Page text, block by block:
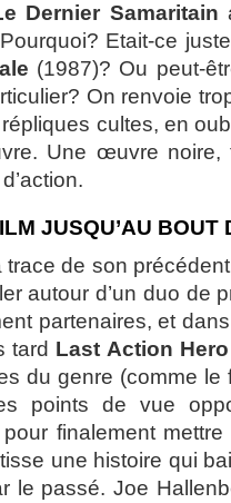
Dernier Samaritain
Etait-ce
(1987)? Ou peut-
On renvoie
cultes, en
Une œuvre noire,
JUSQU’AU BOUT
trace de son
autour d’un duo de
partenaires, et
tard Last Action Hero
du genre (comme
points de vue
finalement
une histoire qui
le passé. Joe